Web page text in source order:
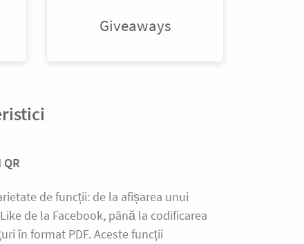
Giveaways
QR
de funcții: de la afișarea unui
de la Facebook, până la codificarea
în format PDF. Aceste funcții